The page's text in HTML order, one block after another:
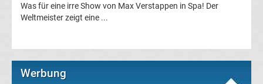
La
Tabelle
Was für eine irre Show von Max Verstappen in Spa! Der
Weltmeister zeigt eine ...
Werbung